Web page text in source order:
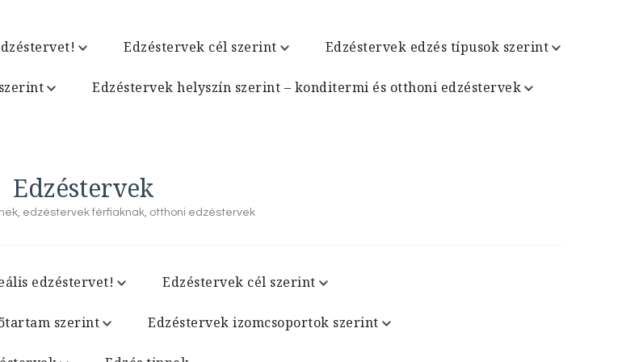
Edzéstervek cél szerint Edzéstervek edzés típusok szerint
Edzéstervek helyszín szerint – konditermi és otthoni edzéstervek
Edzéstervek
edzéstervek férfiaknak, otthoni edzéstervek
edzéstervet! Edzéstervek cél szerint
szerint Edzéstervek izomcsoportok szerint